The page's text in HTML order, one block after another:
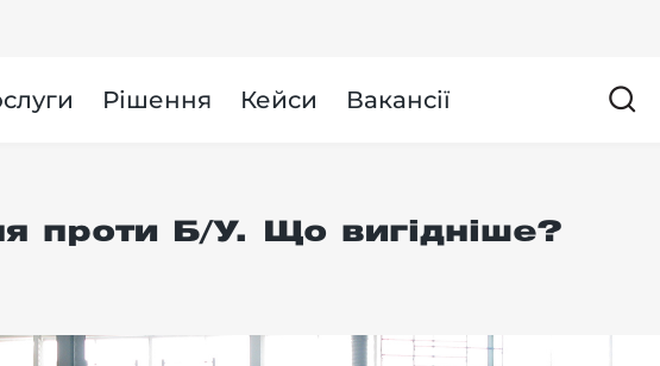
Рішення Кейси Вакансії
проти Б/У. Що вигідніше?